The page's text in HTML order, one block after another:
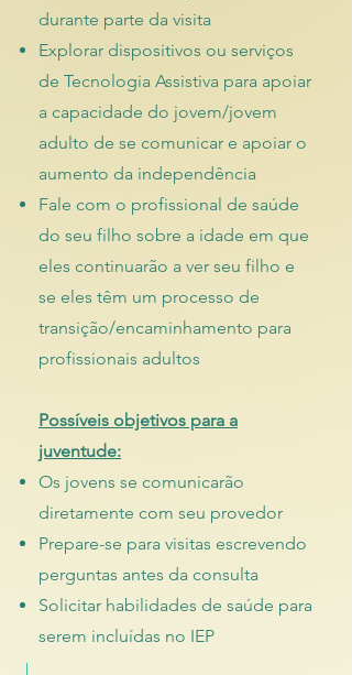
durante parte da visita
Explorar dispositivos ou serviços
de Tecnologia Assistiva para apoiar
a capacidade do jovem/jovem
adulto de se comunicar e apoiar o
aumento da independência
Fale com o profissional de saúde
do seu filho sobre a idade em que
eles continuarão a ver seu filho e
se eles têm um processo de
transição/encaminhamento para
profissionais adultos
Possíveis objetivos para a
juventude:
Os jovens se comunicarão
diretamente com seu provedor
Prepare-se para visitas escrevendo
perguntas antes da consulta
Solicitar habilidades de saúde para
serem incluídas no IEP